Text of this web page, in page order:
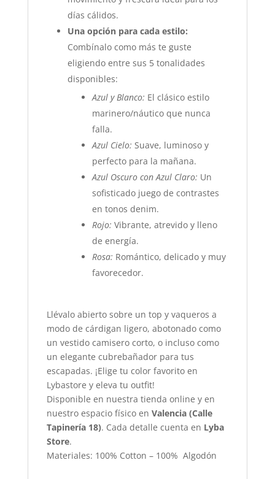
días cálidos.
Una opción para cada estilo:
Combínalo como más te guste
eligiendo entre sus 5 tonalidades
disponibles:
Azul y Blanco: El clásico estilo
marinero/náutico que nunca
falla.
Azul Cielo: Suave, luminoso y
perfecto para la mañana.
Azul Oscuro con Azul Claro: Un
sofisticado juego de contrastes
en tonos denim.
Rojo: Vibrante, atrevido y lleno
de energía.
Rosa: Romántico, delicado y muy
favorecedor.
Llévalo abierto sobre un top y vaqueros a
modo de cárdigan ligero, abotonado como
un vestido camisero corto, o incluso como
un elegante cubrebañador para tus
escapadas. ¡Elige tu color favorito en
Lybastore y eleva tu outfit!
Disponible en nuestra tienda online y en
nuestro espacio físico en Valencia (Calle
Tapinería 18). Cada detalle cuenta en Lyba
Store.
Materiales: 100% Cotton – 100% Algodón